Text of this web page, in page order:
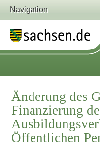
Navigation
Änderung des
Finanzierung
Öffentlichen